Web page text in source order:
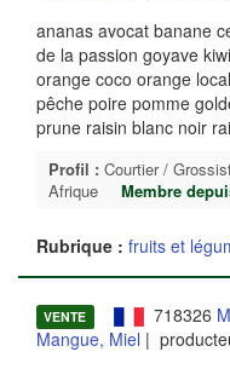
ananas avocat banane
de la passion goyave
orange coco orange
pêche poire pomme
prune raisin blanc noir
Profil : Courtier /
Afrique
Membre
Rubrique : fruits et
VENTE 718326
Mangue, Miel |